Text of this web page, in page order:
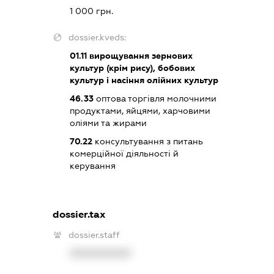
1 000 грн.
dossier.kveds:
01.11вирощування зернових
культур (крім рису), бобових
культур і насіння олійних культур
46.33оптова торгівля молочними
продуктами, яйцями, харчовими
оліями та жирами
70.22консультування з питань
комерційної діяльності й
керування
dossier.tax
dossier.staff